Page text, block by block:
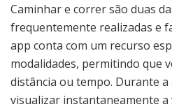
Caminhar e correr são duas
frequentemente realizadas e
app conta com um recurso
modalidades, permitindo que
distância ou tempo. Durante a
visualizar instantaneamente a